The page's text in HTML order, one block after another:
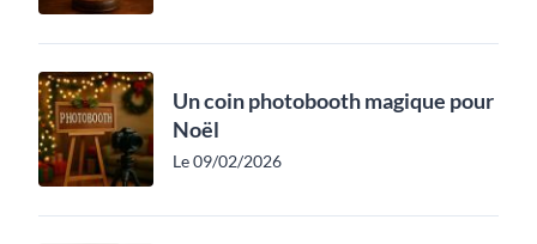
Un coin photobooth magique pour
Noël
Le 09/02/2026